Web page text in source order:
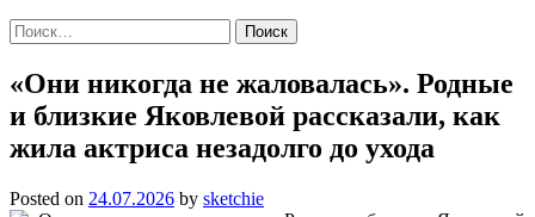
Найти:
«Они никогда не жаловалась». Родные
и близкие Яковлевой рассказали, как
жила актриса незадолго до ухода
Posted on 24.07.2026 by sketchie